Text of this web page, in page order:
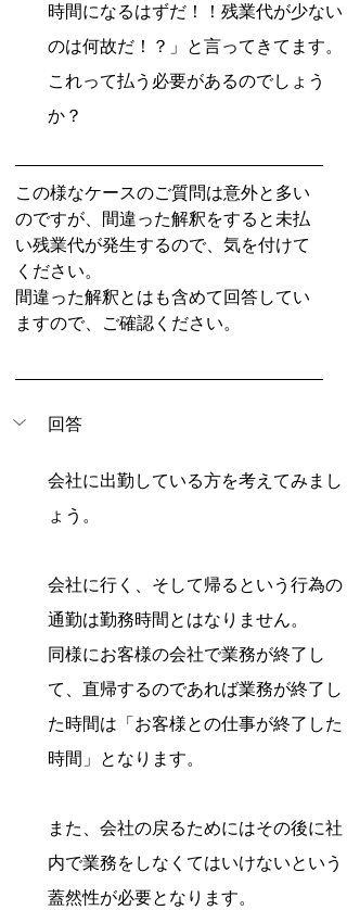
時間になるはずだ！！残業代が少ない
のは何故だ！？」と言ってきてます。
これって払う必要があるのでしょう
か？
この様なケースのご質問は意外と多い
のですが、間違った解釈をすると未払
い残業代が発生するので、気を付けて
ください。
間違った解釈とはも含めて回答してい
ますので、ご確認ください。
回答
会社に出勤している方を考えてみまし
ょう。
会社に行く、そして帰るという行為の
通勤は勤務時間とはなりません。
同様にお客様の会社で業務が終了し
て、直帰するのであれば業務が終了し
た時間は「お客様との仕事が終了した
時間」となります。
また、会社の戻るためにはその後に社
内で業務をしなくてはいけないという
蓋然性が必要となります。